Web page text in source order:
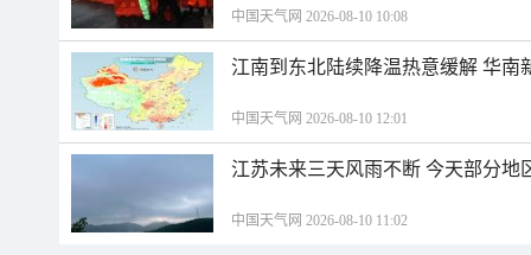
中国天气网 2026-08-10 10:08
江南到东北陆续降温热意缓解 华南
中国天气网 2026-08-10 12:01
江苏未来三天风雨不断 今天部分地
中国天气网 2026-08-10 11:02